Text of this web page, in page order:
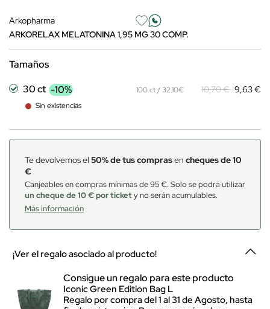
Arkopharma
ARKORELAX MELATONINA 1,95 MG 30 COMP.
Tamaños
30 ct -10%
Sin existencias
100 ct / 32.10€ 10,70 € 9,63 €
Te devolvemos el 50% de tus comprasen cheques de 10
€
Canjeables en compras mínimas de 95 €. Solo se podrá utilizar
un cheque de 10 € por tickety no serán acumulables.
Más información
¡Ver el regalo asociado al producto!
Consigue un regalo para este producto
Iconic Green Edition Bag L
Regalo por compra del 1 al 31 de Agosto, hasta